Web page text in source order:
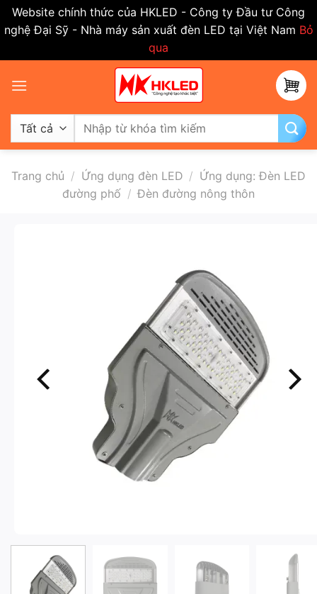
Website chính thức của HKLED - Công ty Đầu tư Công
nghệ Đại Sỹ - Nhà máy sản xuất đèn LED tại Việt Nam Bỏ
qua
qua
dung
Tìm
kiếm:
Trang chủ / Ứng dụng đèn LED / Ứng dụng: Đèn LED
đường phố / Đèn đường nông thôn